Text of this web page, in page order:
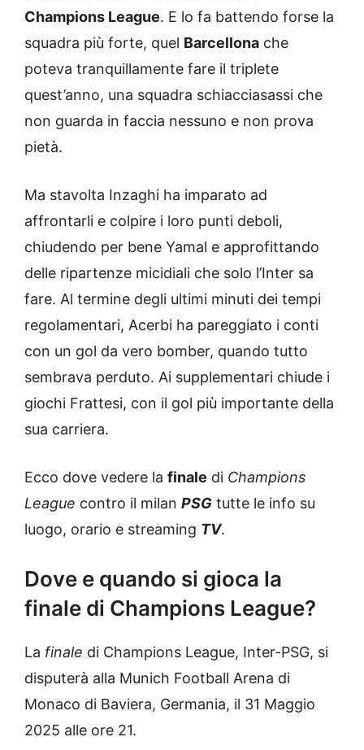
Champions League. E lo fa battendo forse la
squadra più forte, quel Barcellona che
poteva tranquillamente fare il triplete
quest’anno, una squadra schiacciasassi che
non guarda in faccia nessuno e non prova
pietà.
Ma stavolta Inzaghi ha imparato ad
affrontarli e colpire i loro punti deboli,
chiudendo per bene Yamal e approfittando
delle ripartenze micidiali che solo l’Inter sa
fare. Al termine degli ultimi minuti dei tempi
regolamentari, Acerbi ha pareggiato i conti
con un gol da vero bomber, quando tutto
sembrava perduto. Ai supplementari chiude i
giochi Frattesi, con il gol più importante della
sua carriera.
Ecco dove vedere la finale di Champions
League contro il milan PSG tutte le info su
luogo, orario e streaming TV.
Dove e quando si gioca la
finale di Champions League?
La finale di Champions League, Inter-PSG, si
disputerà alla Munich Football Arena di
Monaco di Baviera, Germania, il 31 Maggio
2025 alle ore 21.